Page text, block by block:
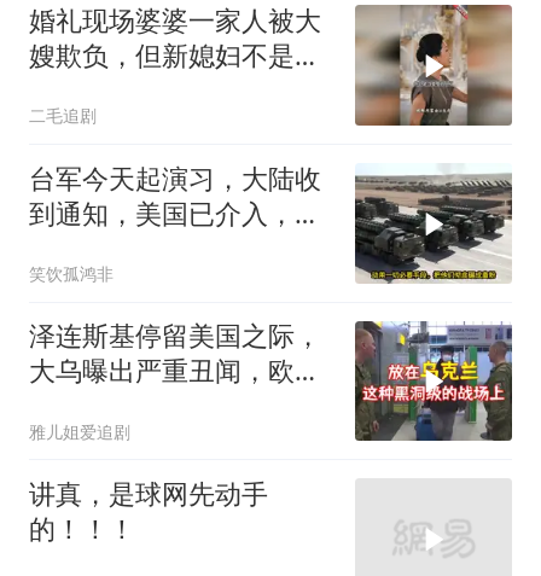
婚礼现场婆婆一家人被大
嫂欺负，但新媳妇不是好
二毛追剧
台军今天起演习，大陆收
到通知，美国已介入，日
笑饮孤鸿非
泽连斯基停留美国之际，
大乌曝出严重丑闻，欧洲
雅儿姐爱追剧
讲真，是球网先动手
的！！！